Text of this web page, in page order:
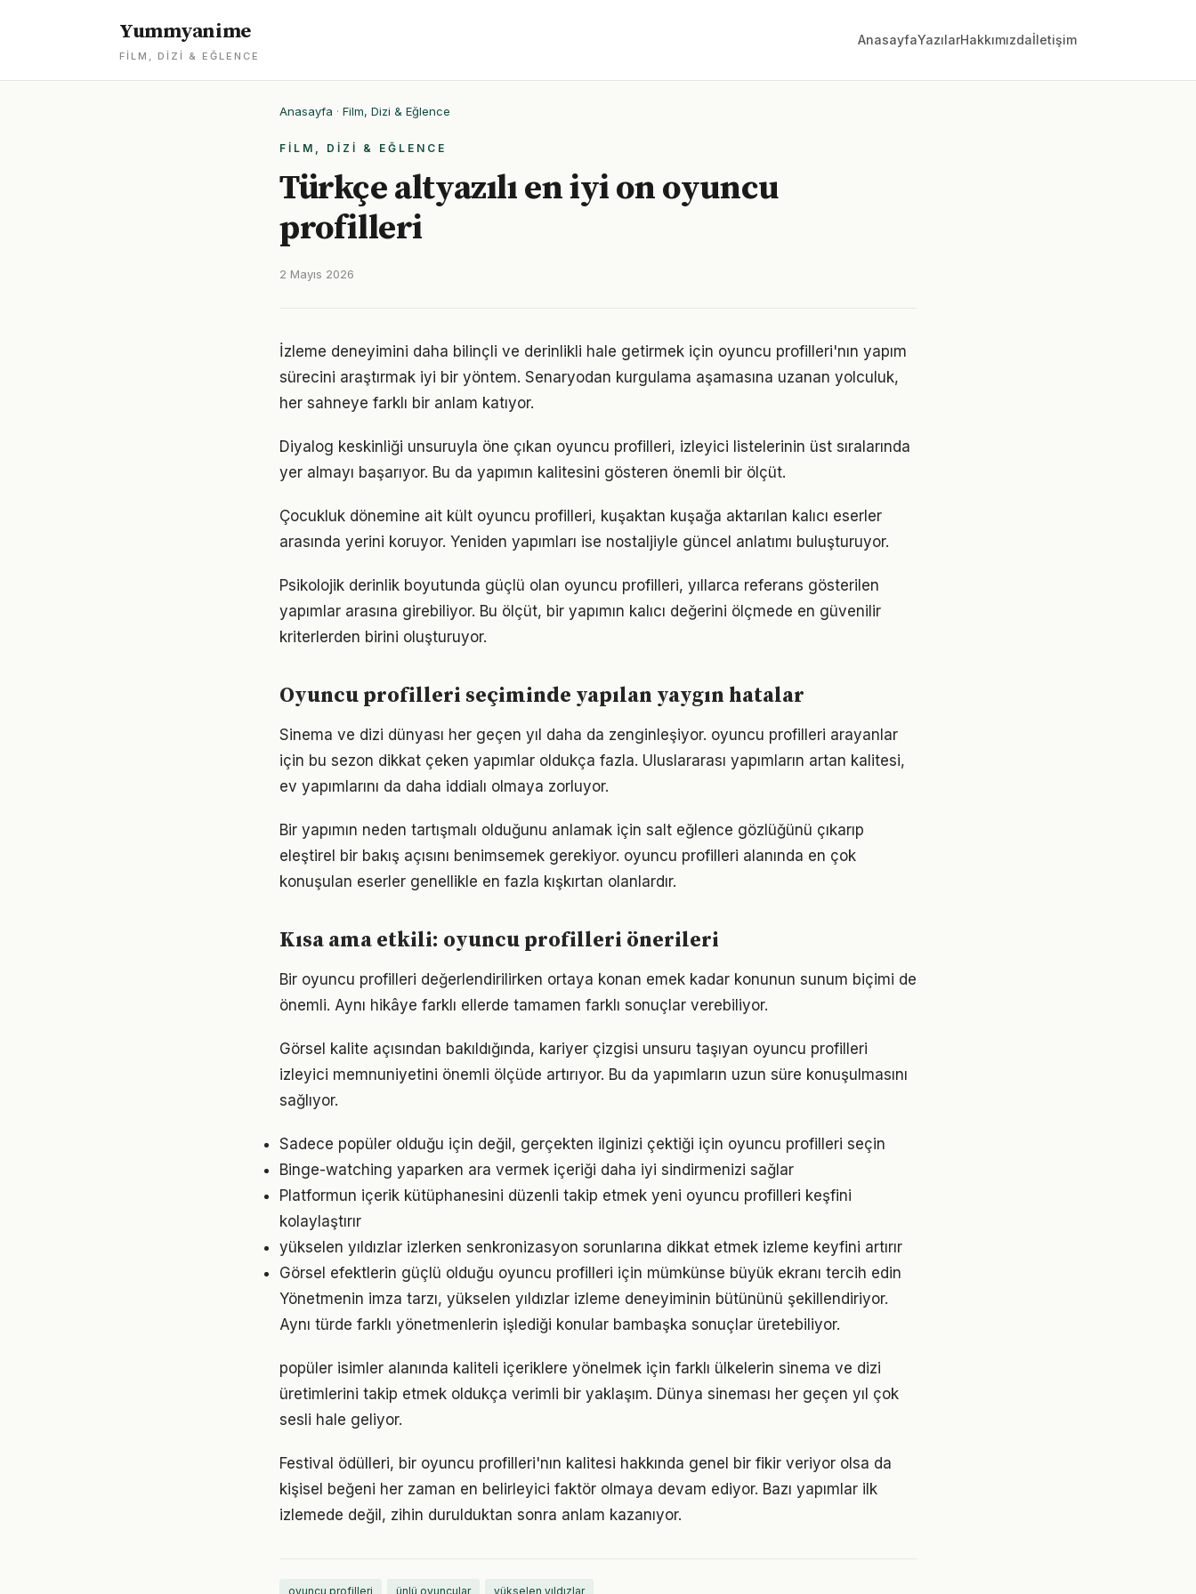
Yummyanime
FILM, DIZI & EĞLENCE
AnasayfaYazılarHakkımızdaİletişim
Anasayfa · Film, Dizi & Eğlence
FILM, DIZI & EĞLENCE
Türkçe altyazılı en iyi on oyuncu
profilleri
2 Mayıs 2026
İzleme deneyimini daha bilinçli ve derinlikli hale getirmek için oyuncu profilleri'nın yapım
sürecini araştırmak iyi bir yöntem. Senaryodan kurgulama aşamasına uzanan yolculuk,
her sahneye farklı bir anlam katıyor.
Diyalog keskinliği unsuruyla öne çıkan oyuncu profilleri, izleyici listelerinin üst sıralarında
yer almayı başarıyor. Bu da yapımın kalitesini gösteren önemli bir ölçüt.
Çocukluk dönemine ait kült oyuncu profilleri, kuşaktan kuşağa aktarılan kalıcı eserler
arasında yerini koruyor. Yeniden yapımları ise nostaljiyle güncel anlatımı buluşturuyor.
Psikolojik derinlik boyutunda güçlü olan oyuncu profilleri, yıllarca referans gösterilen
yapımlar arasına girebiliyor. Bu ölçüt, bir yapımın kalıcı değerini ölçmede en güvenilir
kriterlerden birini oluşturuyor.
Oyuncu profilleri seçiminde yapılan yaygın hatalar
Sinema ve dizi dünyası her geçen yıl daha da zenginleşiyor. oyuncu profilleri arayanlar
için bu sezon dikkat çeken yapımlar oldukça fazla. Uluslararası yapımların artan kalitesi,
ev yapımlarını da daha iddialı olmaya zorluyor.
Bir yapımın neden tartışmalı olduğunu anlamak için salt eğlence gözlüğünü çıkarıp
eleştirel bir bakış açısını benimsemek gerekiyor. oyuncu profilleri alanında en çok
konuşulan eserler genellikle en fazla kışkırtan olanlardır.
Kısa ama etkili: oyuncu profilleri önerileri
Bir oyuncu profilleri değerlendirilirken ortaya konan emek kadar konunun sunum biçimi de
önemli. Aynı hikâye farklı ellerde tamamen farklı sonuçlar verebiliyor.
Görsel kalite açısından bakıldığında, kariyer çizgisi unsuru taşıyan oyuncu profilleri
izleyici memnuniyetini önemli ölçüde artırıyor. Bu da yapımların uzun süre konuşulmasını
sağlıyor.
Sadece popüler olduğu için değil, gerçekten ilginizi çektiği için oyuncu profilleri seçin
Binge-watching yaparken ara vermek içeriği daha iyi sindirmenizi sağlar
Platformun içerik kütüphanesini düzenli takip etmek yeni oyuncu profilleri keşfini
kolaylaştırır
yükselen yıldızlar izlerken senkronizasyon sorunlarına dikkat etmek izleme keyfini artırır
Görsel efektlerin güçlü olduğu oyuncu profilleri için mümkünse büyük ekranı tercih edin
Yönetmenin imza tarzı, yükselen yıldızlar izleme deneyiminin bütününü şekillendiriyor.
Aynı türde farklı yönetmenlerin işlediği konular bambaşka sonuçlar üretebiliyor.
popüler isimler alanında kaliteli içeriklere yönelmek için farklı ülkelerin sinema ve dizi
üretimlerini takip etmek oldukça verimli bir yaklaşım. Dünya sineması her geçen yıl çok
sesli hale geliyor.
Festival ödülleri, bir oyuncu profilleri'nın kalitesi hakkında genel bir fikir veriyor olsa da
kişisel beğeni her zaman en belirleyici faktör olmaya devam ediyor. Bazı yapımlar ilk
izlemede değil, zihin durulduktan sonra anlam kazanıyor.
oyuncu profilleri ünlü oyuncular yükselen yıldızlar